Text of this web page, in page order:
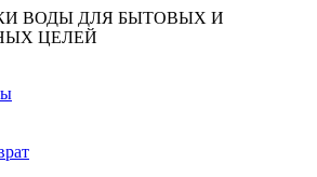
ВОДЫ ДЛЯ БЫТОВЫХ И
ЦЕЛЕЙ